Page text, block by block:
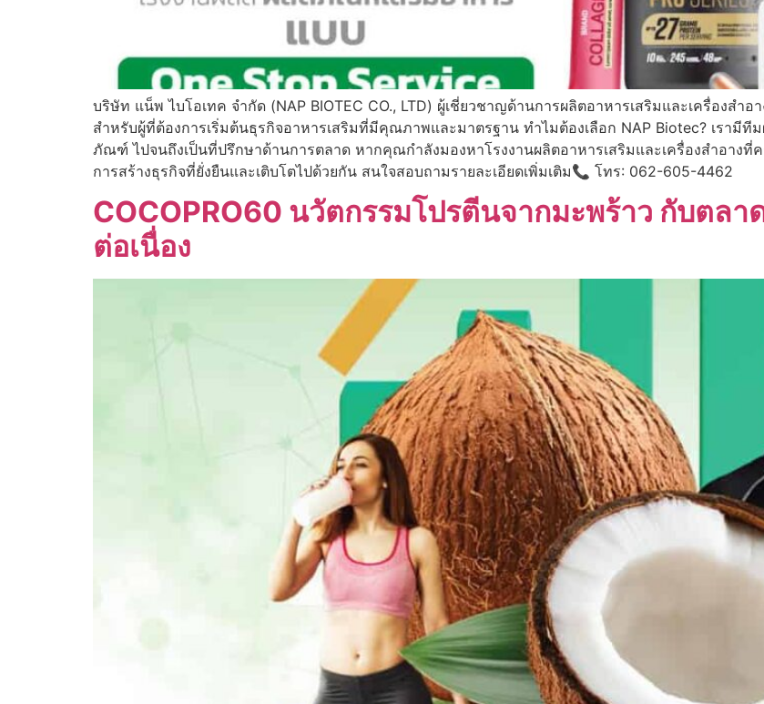
บริษัท แน็พ ไบโอเทค จำกัด (NAP BIOTEC CO., LTD) ผู้เชี่ยวชาญด้านการผลิตอาหารเสริมและเครื่องสำ
สำหรับผู้ที่ต้องการเริ่มต้นธุรกิจอาหารเสริมที่มีคุณภาพและมาตรฐาน ทำไมต้องเลือก NAP Biotec? เรา
ภัณฑ์ ไปจนถึงเป็นที่ปรึกษาด้านการตลาด หากคุณกำลังมองหาโรงงานผลิตอาหารเสริมและเครื่องสำอางที่
การสร้างธุรกิจที่ยั่งยืนและเติบโตไปด้วยกัน สนใจสอบถามรายละเอียดเพิ่มเติม📞 โทร: 062-605-4462
COCOPRO60 นวัตกรรมโปรตีนจากมะพร้าว กับตล
ต่อเนื่อง